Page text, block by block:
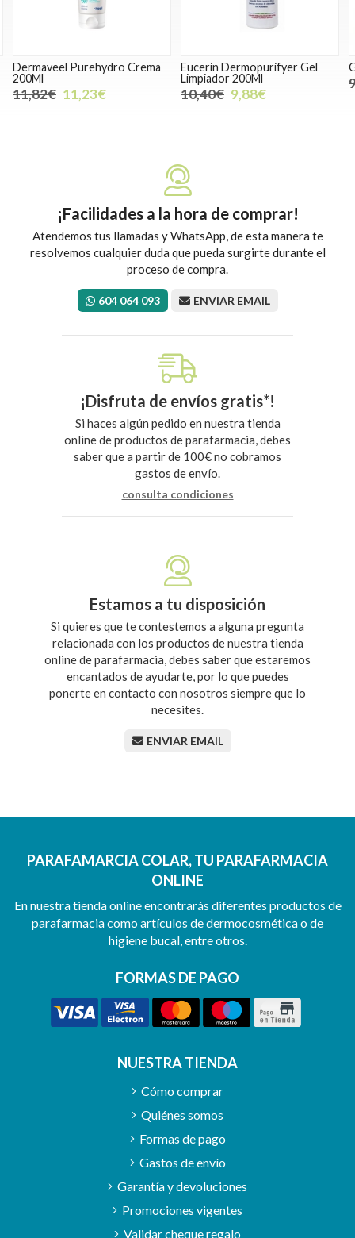
Eucerin Dermopurifyer Gel
Limpiador 200Ml
10,40€ 9,88€
Gel Micelar Calmante 250 Ml
9,36€ 8,89€
¡Facilidades a la hora de comprar!
Atendemos tus llamadas y WhatsApp, de esta manera te
resolvemos cualquier duda que pueda surgirte durante el
proceso de compra.
604 064 093 ENVIAR EMAIL
¡Disfruta de envíos gratis*!
Si haces algún pedido en nuestra tienda
online de productos de parafarmacia, debes
saber que a partir de 100€ no cobramos
gastos de envío.
consulta condiciones
Estamos a tu disposición
Si quieres que te contestemos a alguna pregunta
relacionada con los productos de nuestra tienda
online de parafarmacia, debes saber que estaremos
encantados de ayudarte, por lo que puedes
ponerte en contacto con nosotros siempre que lo
necesites.
ENVIAR EMAIL
PARAFAMARCIA COLAR, TU PARAFARMACIA
ONLINE
En nuestra tienda online encontrarás diferentes productos de
parafarmacia como artículos de dermocosmética o de
higiene bucal, entre otros.
FORMAS DE PAGO
NUESTRA TIENDA
Cómo comprar
Quiénes somos
Formas de pago
Gastos de envío
Garantía y devoluciones
Promociones vigentes
Validar cheque regalo